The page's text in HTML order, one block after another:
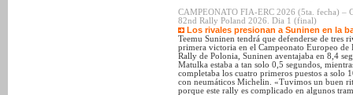
CAMPEONATO FIA-ERC 2026 (5ta. fecha) –
82nd Rally Poland 2026. Dia 1 (final)
Los rivales presionan a Suninen en la
Teemu Suninen tendrá que defenderse de tres
primera victoria en el Campeonato Europeo
Rally de Polonia, Suninen aventajaba en 8,4
Matulka estaba a tan solo 0,5 segundos,
completaba los cuatro primeros puestos a solo
con neumáticos Michelin. «Tuvimos un buen
porque este rally es complicado en algunos